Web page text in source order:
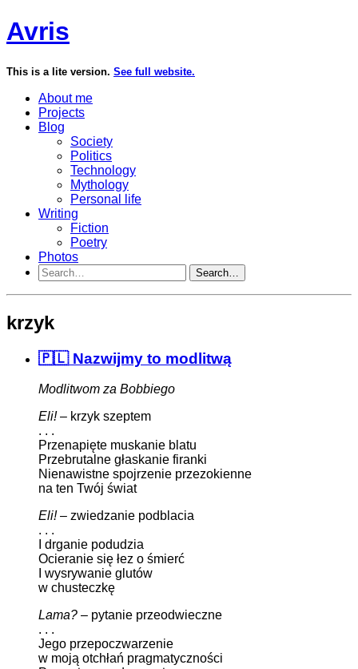
Avris
This is a lite version. See full website.
About me
Projects
Blog
Society
Politics
Technology
Mythology
Personal life
Writing
Fiction
Poetry
Photos
Search…
krzyk
🇵🇱 Nazwijmy to modlitwą
Modlitwom za Bobbiego
Eli!– krzyk szeptem
. . .
Przenapięte muskanie blatu
Przebrutalne głaskanie firanki
Nienawistne spojrzenie przezokienne
na ten Twój świat
Eli!– zwiedzanie podblacia
. . .
I drganie podudzia
Ocieranie się łez o śmierć
I wysrywanie glutów
w chusteczkę
Lama? – pytanie przeodwieczne
. . .
Jego przepoczwarzenie
w moją otchłań pragmatyczności